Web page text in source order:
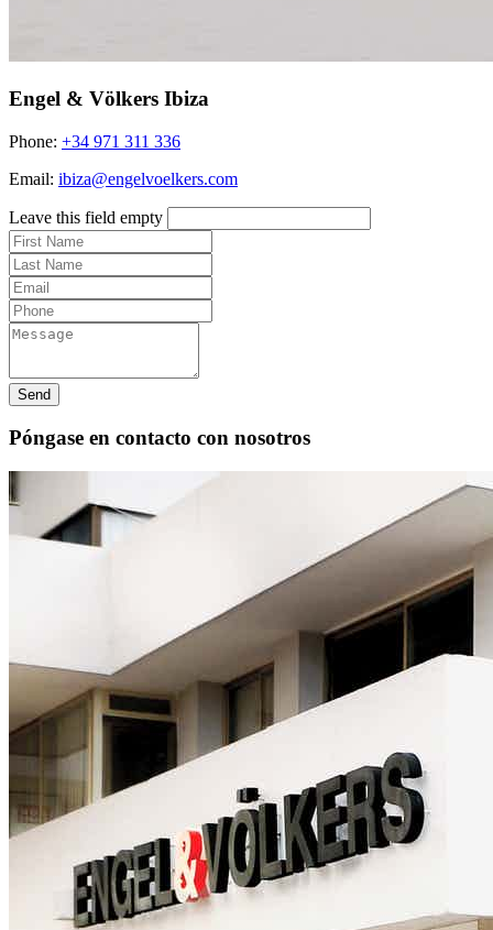
Engel & Völkers Ibiza
Phone: +34 971 311 336
Email: ibiza@engelvoelkers.com
Leave this field empty
Send
Póngase en contacto con nosotros